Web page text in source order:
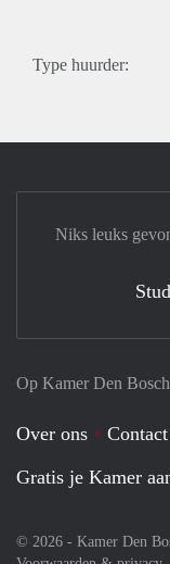
Type huurder:
Op Kamer Den
Over ons Contact
Gratis je Kamer
© 2026 - Kamer Den
Niks leuks